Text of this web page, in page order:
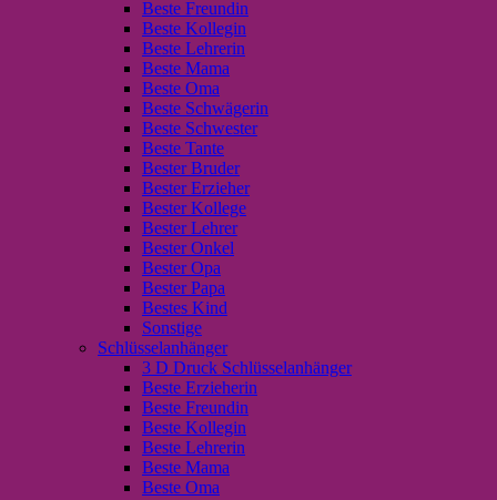
Beste Freundin
Beste Kollegin
Beste Lehrerin
Beste Mama
Beste Oma
Beste Schwägerin
Beste Schwester
Beste Tante
Bester Bruder
Bester Erzieher
Bester Kollege
Bester Lehrer
Bester Onkel
Bester Opa
Bester Papa
Bestes Kind
Sonstige
Schlüsselanhänger
3 D Druck Schlüsselanhänger
Beste Erzieherin
Beste Freundin
Beste Kollegin
Beste Lehrerin
Beste Mama
Beste Oma